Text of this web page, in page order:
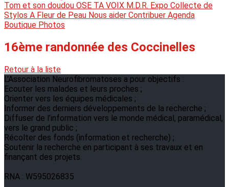
Tom et son doudou OSE TA VOIX M.D.R. Expo Collecte de
Stylos A Fleur de Peau Nous aider Contribuer Agenda
Boutique Photos
16ème randonnée des Coccinelles
Retour à la liste
L'Association Neurofibromatoses a pour objectifs :
Ecouter les malades et leurs proches ;
Orienter vers les équipes médicales ;
Informer des derniers développements de la recherche ;
Diffuser de l’information vers le monde médical, paramédical,
vers le grand public ;
Récolter des fonds (information et recherche) ;
Soutenir la recherche en participant à ses travaux et en
finançant des projets.
RNA : W595026835